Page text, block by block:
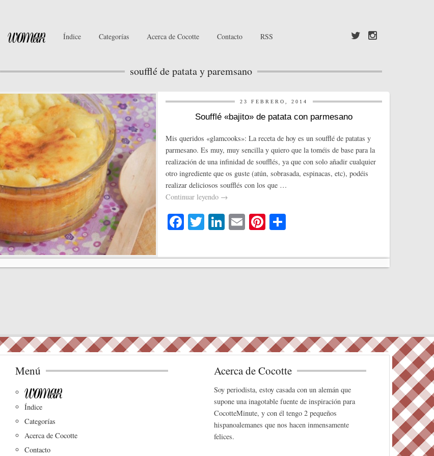
Índice Categorías Acerca de Cocotte Contacto RSS
soufflé de patata y paremsano
23 FEBRERO, 2014
Soufflé «bajito» de patata con parmesano
Mis queridos «glamcooks»: La receta de hoy es un soufflé de patatas y
parmesano. Es muy, muy sencilla y quiero que la toméis de base para la
realización de una infinidad de soufflés, ya que con solo añadir cualquier
otro ingrediente que os guste (atún, sobrasada, espinacas, etc), podéis
realizar deliciosos soufflés con los que …
Continuar leyendo →
Fa
bo
ok
T
tte
r
Li
ed
In
E
ail
Pi
er
es
m
pa
Menú
Índice
Categorías
Acerca de Cocotte
Contacto
Acerca de Cocotte
Soy periodista, estoy casada con un alemán que
supone una inagotable fuente de inspiración para
CocotteMinute, y con él tengo 2 pequeños
hispanoalemanes que nos hacen inmensamente
felices.